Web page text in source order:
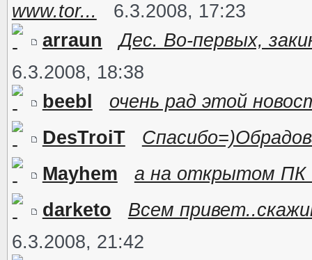
www.tor...
6.3.2008, 17:23
arraun
Дес. Во-первых,
6.3.2008, 18:38
beebl
очень рад этой
DesTroiT
Mayhem
а на открытом ПК
darketo
Всем
6.3.2008, 21:42